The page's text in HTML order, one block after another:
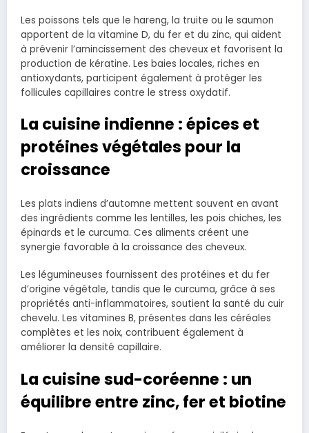
Les poissons tels que le hareng, la truite ou le saumon
apportent de la vitamine D, du fer et du zinc, qui aident
à prévenir l’amincissement des cheveux et favorisent la
production de kératine. Les baies locales, riches en
antioxydants, participent également à protéger les
follicules capillaires contre le stress oxydatif.
La cuisine indienne : épices et
protéines végétales pour la
croissance
Les plats indiens d’automne mettent souvent en avant
des ingrédients comme les lentilles, les pois chiches, les
épinards et le curcuma. Ces aliments créent une
synergie favorable à la croissance des cheveux.
Les légumineuses fournissent des protéines et du fer
d’origine végétale, tandis que le curcuma, grâce à ses
propriétés anti-inflammatoires, soutient la santé du cuir
chevelu. Les vitamines B, présentes dans les céréales
complètes et les noix, contribuent également à
améliorer la densité capillaire.
La cuisine sud-coréenne : un
équilibre entre zinc, fer et biotine